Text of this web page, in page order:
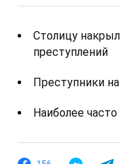
Столицу
преступлений
Преступники
Наиболее часто